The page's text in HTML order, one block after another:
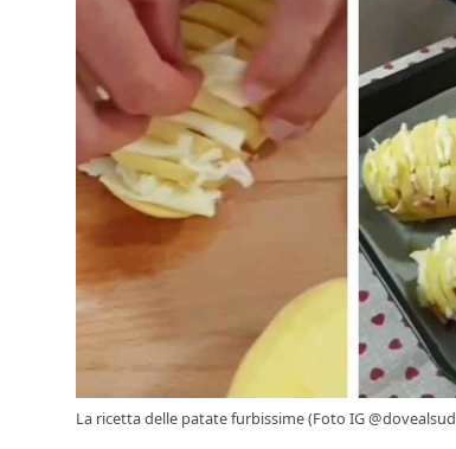
La ricetta delle patate furbissime (Foto IG